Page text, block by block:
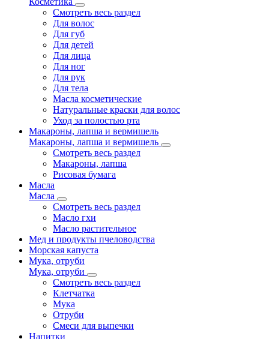
Смотреть весь раздел
Для волос
Для губ
Для детей
Для лица
Для ног
Для рук
Для тела
Масла косметические
Натуральные краски для волос
Уход за полостью рта
Макароны, лапша и вермишель
Макароны, лапша и вермишель
Смотреть весь раздел
Макароны, лапша
Рисовая бумага
Масла
Масла
Смотреть весь раздел
Масло гхи
Масло растительное
Мед и продукты пчеловодства
Морская капуста
Мука, отруби
Мука, отруби
Смотреть весь раздел
Клетчатка
Мука
Отруби
Смеси для выпечки
Напитки